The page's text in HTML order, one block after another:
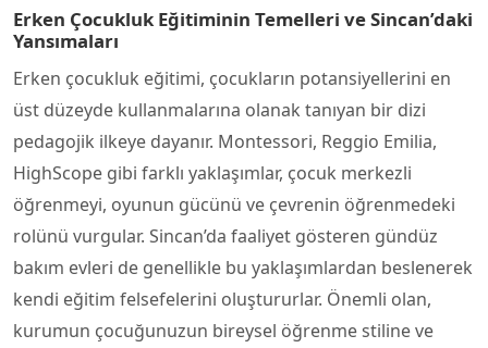
Erken Çocukluk Eğitiminin Temelleri ve Sincan’daki
Yansımaları
Erken çocukluk eğitimi, çocukların potansiyellerini en
üst düzeyde kullanmalarına olanak tanıyan bir dizi
pedagojik ilkeye dayanır. Montessori, Reggio Emilia,
HighScope gibi farklı yaklaşımlar, çocuk merkezli
öğrenmeyi, oyunun gücünü ve çevrenin öğrenmedeki
rolünü vurgular. Sincan’da faaliyet gösteren gündüz
bakım evleri de genellikle bu yaklaşımlardan beslenerek
kendi eğitim felsefelerini oluştururlar. Önemli olan,
kurumun çocuğunuzun bireysel öğrenme stiline ve